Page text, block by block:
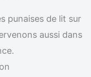
punaises de lit sur
aussi dans